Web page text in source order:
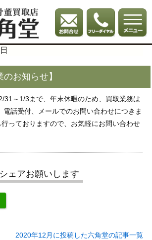
のお知らせ】
31～1/3まで、年末休暇のため、買取業務は
電話受付、メールでのお問い合わせにつきま
っておりますので、お気軽にお問い合わせ
ェアお願いします
2020年12月に投稿した六角堂の記事一覧